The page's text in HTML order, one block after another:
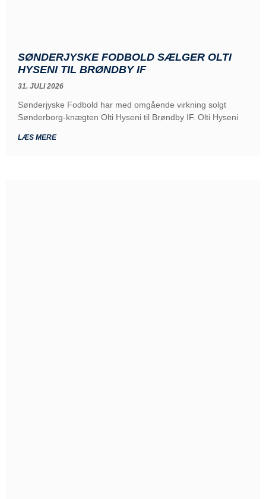
SØNDERJYSKE FODBOLD SÆLGER OLTI
HYSENI TIL BRØNDBY IF
31. JULI 2026
Sønderjyske Fodbold har med omgående virkning solgt
Sønderborg-knægten Olti Hyseni til Brøndby IF. Olti Hyseni
LÆS MERE